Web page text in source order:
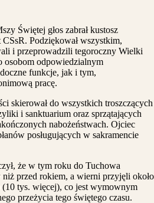
Świętej głos zabrał kustosz
Podziękował wszystkim,
i przeprowadzili tegoroczny Wielki
osobom odpowiedzialnym
funkcje, jak i tym,
pracę.
skierował do wszystkich troszczących
i sanktuarium oraz sprzątających
nabożeństwach. Ojciec
posługujących w sakramencie
że w tym roku do Tuchowa
przed rokiem, a wierni przyjęli około
tys. więcej), co jest wymownym
przeżycia tego świętego czasu.